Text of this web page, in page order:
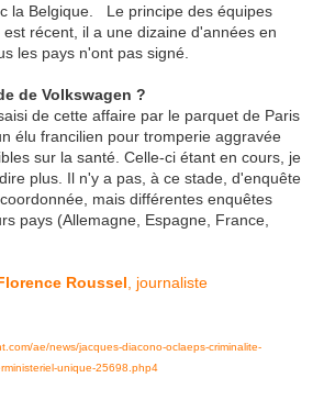
la Belgique. Le principe des équipes
récent, il a une dizaine d'années en
les pays n'ont pas signé.
de Volkswagen ?
de cette affaire par le parquet de Paris
élu francilien pour tromperie aggravée
sur la santé. Celle-ci étant en cours, je
plus. Il n'y a pas, à ce stade, d'enquête
mais différentes enquêtes
pays (Allemagne, Espagne, France,
Roussel , journaliste
ae/news/jacques-diacono-oclaeps-criminalite-
unique-25698.php4